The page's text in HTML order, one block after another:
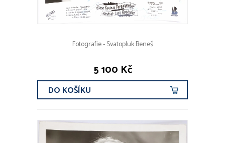
Fotografie - Svatopluk Beneš
5 100 Kč
DO KOŠÍKU